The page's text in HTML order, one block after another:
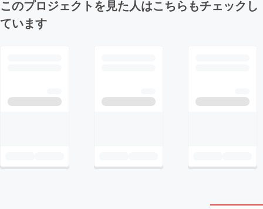
このプロジェクトを見た人はこちらもチェックし
ています